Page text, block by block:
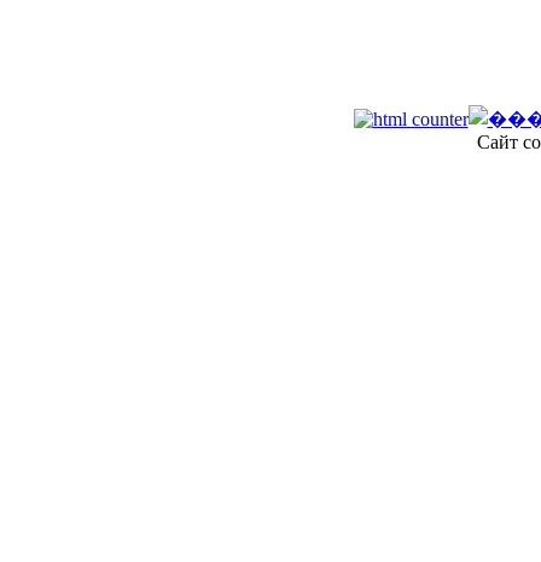
Сайт